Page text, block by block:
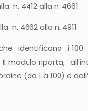
n. 4412 alla n. 4661
n. 4662 alla n. 4911
identificano i
modulo riporta,
(da 1 a 100) e